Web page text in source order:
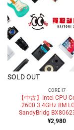
SOLD OUT
CORE I7
【中古】Intel CPU
2600 3.4GHz 8M
SandyBridg
¥2,980